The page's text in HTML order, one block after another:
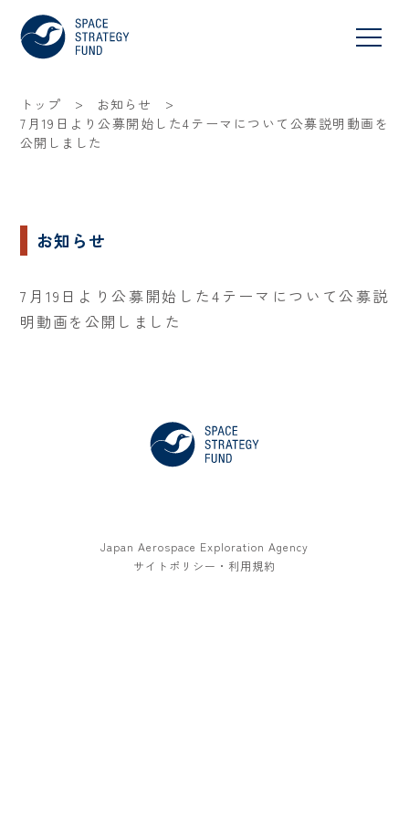
トップ > お知らせ
>
7月19日より公募開始した4テーマについて公募説明動画を
公開しました
お知らせ
7月19日より公募開始した4テーマについて公募説
明動画を公開しました
Japan Aerospace Exploration Agency
サイトポリシー・利用規約